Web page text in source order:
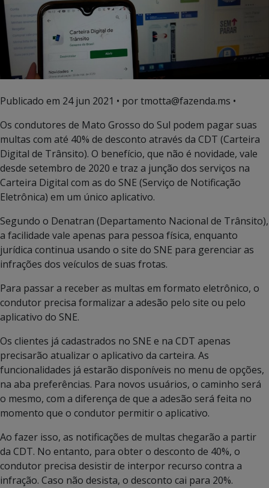
Publicado em 24 jun 2021 • por tmotta@fazenda.ms •
Os condutores de Mato Grosso do Sul podem pagar suas
multas com até 40% de desconto através da CDT (Carteira
Digital de Trânsito). O benefício, que não é novidade, vale
desde setembro de 2020 e traz a junção dos serviços na
Carteira Digital com as do SNE (Serviço de Notificação
Eletrônica) em um único aplicativo.
Segundo o Denatran (Departamento Nacional de Trânsito),
a facilidade vale apenas para pessoa física, enquanto
jurídica continua usando o site do SNE para gerenciar as
infrações dos veículos de suas frotas.
Para passar a receber as multas em formato eletrônico, o
condutor precisa formalizar a adesão pelo site ou pelo
aplicativo do SNE.
Os clientes já cadastrados no SNE e na CDT apenas
precisarão atualizar o aplicativo da carteira. As
funcionalidades já estarão disponíveis no menu de opções,
na aba preferências. Para novos usuários, o caminho será
o mesmo, com a diferença de que a adesão será feita no
momento que o condutor permitir o aplicativo.
Ao fazer isso, as notificações de multas chegarão a partir
da CDT. No entanto, para obter o desconto de 40%, o
condutor precisa desistir de interpor recurso contra a
infração. Caso não desista, o desconto cai para 20%.